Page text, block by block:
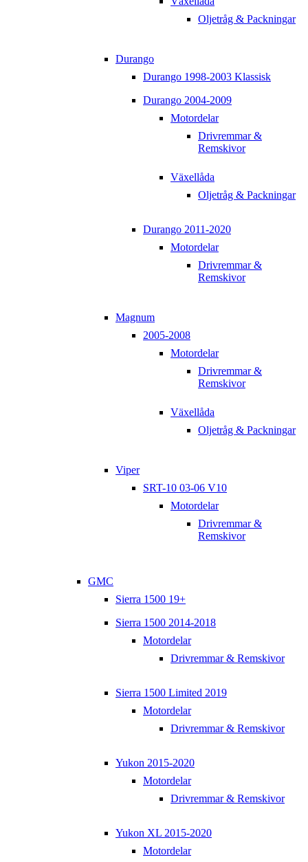
Oljetråg & Packningar
Durango
Durango 1998-2003 Klassisk
Durango 2004-2009
Motordelar
Drivremmar &
Remskivor
Växellåda
Oljetråg & Packningar
Durango 2011-2020
Motordelar
Drivremmar &
Remskivor
Magnum
2005-2008
Motordelar
Drivremmar &
Remskivor
Växellåda
Oljetråg & Packningar
Viper
SRT-10 03-06 V10
Motordelar
Drivremmar &
Remskivor
GMC
Sierra 1500 19+
Sierra 1500 2014-2018
Motordelar
Drivremmar & Remskivor
Sierra 1500 Limited 2019
Motordelar
Drivremmar & Remskivor
Yukon 2015-2020
Motordelar
Drivremmar & Remskivor
Yukon XL 2015-2020
Motordelar